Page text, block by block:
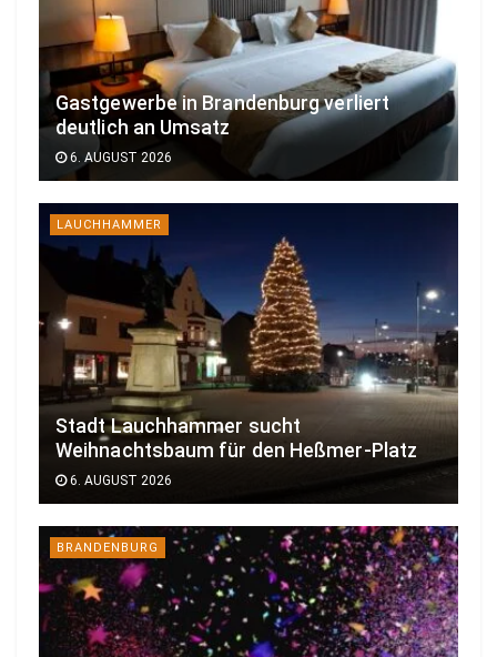
Gastgewerbe in Brandenburg verliert
deutlich an Umsatz
6. AUGUST 2026
LAUCHHAMMER
Stadt Lauchhammer sucht
Weihnachtsbaum für den Heßmer-Platz
6. AUGUST 2026
BRANDENBURG